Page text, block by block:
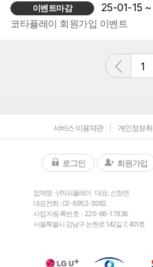
이벤트마감 25-01-15
코타플레이 회원가입 이벤트
1
서비스 이용약관 개인정보
로그인 회원가입
업체명 : (주)피플레이 대표: 신창면
대표전화 :02-6952-9382
사업자등록번호 : 220-88-17836
서울특별시 강남구 논현로 142길 7, 401호